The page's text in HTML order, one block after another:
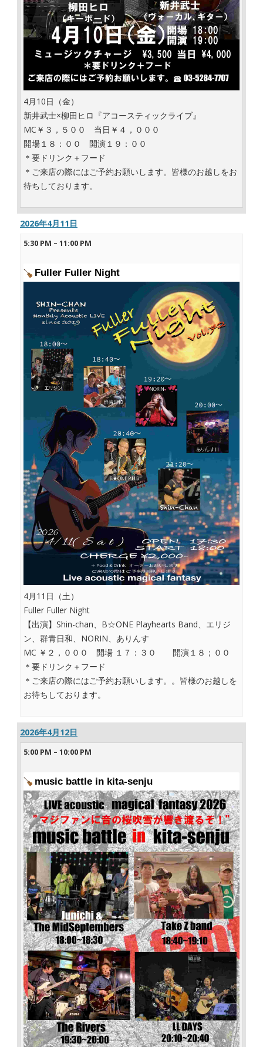
4月10日（金）
新井武士×柳田ヒロ『アコースティックライブ』
MC￥３，５００ 当日￥４，０００
開場１８：００ 開演１９：００
＊要ドリンク＋フード
＊ご来店の際にはご予約お願いします。皆様のお越しをお
待ちしております。
2026年4月11日
5:30 PM – 11:00 PM
Fuller Fuller Night
4月11日（土）
Fuller Fuller Night
【出演】Shin-chan、B☆ONE Playhearts Band、エリジ
ン、群青日和、NORIN、ありんす
MC ￥２，０００ 開場 １７：３０ 開演１８；００
＊要ドリンク＋フード
＊ご来店の際にはご予約お願いします。。皆様のお越しを
お待ちしております。
2026年4月12日
5:00 PM – 10:00 PM
music battle in kita-senju